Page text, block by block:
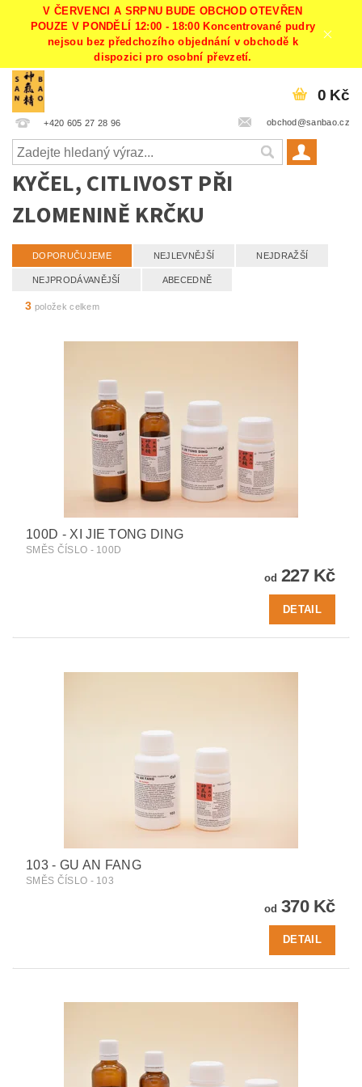
V ČERVENCI A SRPNU BUDE OBCHOD OTEVŘEN
POUZE V PONDĚLÍ 12:00 - 18:00 Koncentrované pudry
nejsou bez předchozího objednání v obchodě k
dispozici pro osobní převzetí.
+420 605 27 28 96 obchod@sanbao.cz
0 Kč
KYČEL, CITLIVOST PŘI
ZLOMENINĚ KRČKU
DOPORUČUJEME NEJLEVNĚJŠÍ NEJDRAŽŠÍ
NEJPRODÁVANĚJŠÍ ABECEDNĚ
3 položek celkem
100D - XI JIE TONG DING
SMĚS ČÍSLO - 100D
od 227 Kč
DETAIL
103 - GU AN FANG
SMĚS ČÍSLO - 103
od 370 Kč
DETAIL